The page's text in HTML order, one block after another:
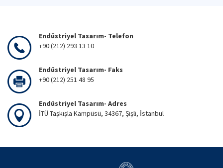
Endüstriyel Tasarım- Telefon
+90 (212) 293 13 10
Endüstriyel Tasarım- Faks
+90 (212) 251 48 95
Endüstriyel Tasarım- Adres
İTÜ Taşkışla Kampüsü, 34367, Şişli, İstanbul